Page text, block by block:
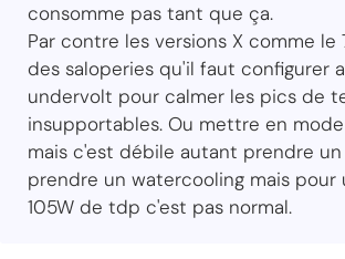
consomme pas tant que ça.
Par contre les versions X comme le
des saloperies qu'il faut configurer
undervolt pour calmer les pics de
insupportables. Ou mettre en
mais c'est débile autant prendre un
prendre un watercooling mais pour
105W de tdp c'est pas normal.